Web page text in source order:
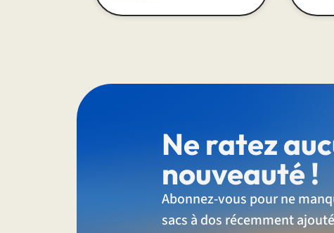
Ne ratez
nouveauté !
Abonnez-vous pour ne
sacs à dos récemment